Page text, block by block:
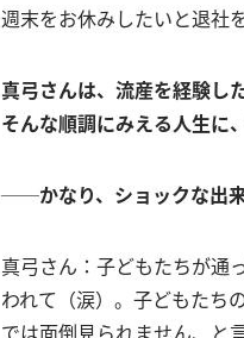
週末をお休みしたいと退社
真弓さんは、流産を経験し
そんな順調にみえる人生に
──かなり、ショックな出
真弓さん：子どもたちが通
われて（涙）。子どもたち
では面倒見られません、